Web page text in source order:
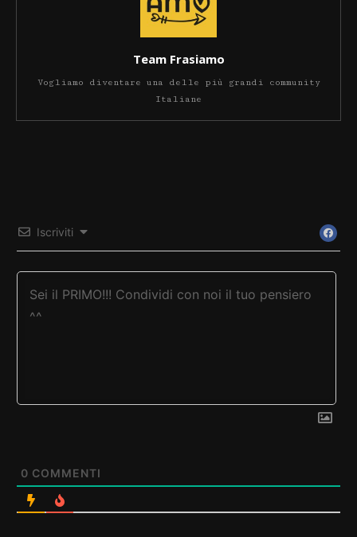
Team Frasiamo
Vogliamo diventare una delle più grandi community
Italiane
Iscriviti
0 COMMENTI